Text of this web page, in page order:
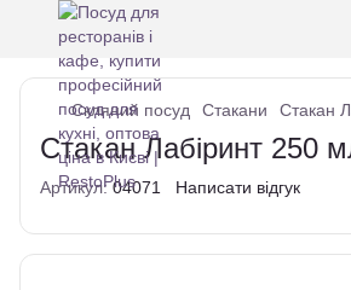
Скляний посуд Стакани Стакан
Стакан Лабіринт 250
Артикул:04071 Написати відгук